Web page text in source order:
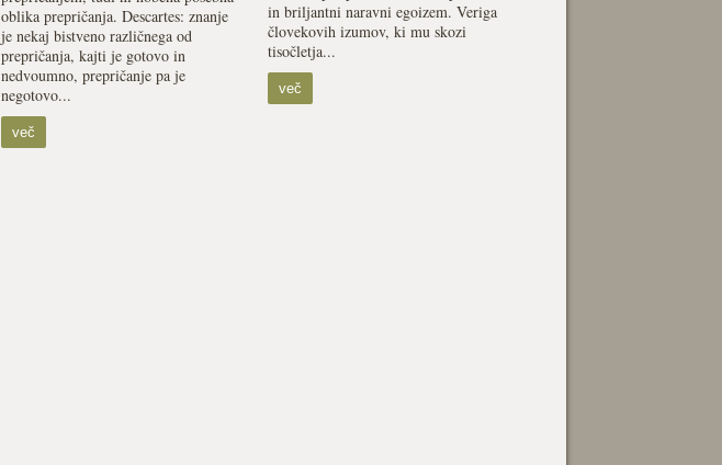
oblika prepričanja. Descartes: znanje
je nekaj bistveno različnega od
prepričanja, kajti je gotovo in
nedvoumno, prepričanje pa je
negotovo...
več
in briljantni naravni egoizem. Veriga
človekovih izumov, ki mu skozi
tisočletja...
več